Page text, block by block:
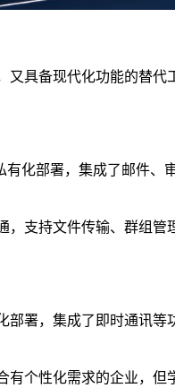
具备现代化功能的替代
有化部署，集成了邮件、
支持文件传输、群组管
署，集成了即时通讯等
个性化需求的企业，但